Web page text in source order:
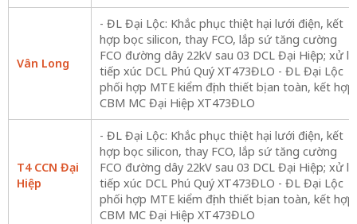
Vân Long
- ĐL Đại Lộc: Khắc phục thiệt hại lưới điện, kết
hợp bọc silicon, thay FCO, lắp sứ tăng cường
FCO đường dây 22kV sau 03 DCL Đại Hiệp; xử lý
tiếp xúc DCL Phú Quý XT473ĐLO - ĐL Đại Lộc
phối hợp MTE kiểm định thiết bị an toàn, kết hợp
CBM MC Đại Hiệp XT473ĐLO
T4 CCN Đại
Hiệp
- ĐL Đại Lộc: Khắc phục thiệt hại lưới điện, kết
hợp bọc silicon, thay FCO, lắp sứ tăng cường
FCO đường dây 22kV sau 03 DCL Đại Hiệp; xử lý
tiếp xúc DCL Phú Quý XT473ĐLO - ĐL Đại Lộc
phối hợp MTE kiểm định thiết bị an toàn, kết hợp
CBM MC Đại Hiệp XT473ĐLO